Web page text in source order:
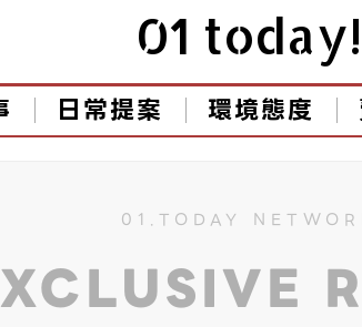
01 today!
日常提案 環境態度
01.TODAY